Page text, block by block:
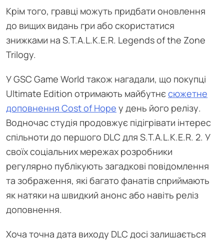
Крім того, гравці можуть придбати оновлення
до вищих видань гри або скористатися
знижками на S.T.A.L.K.E.R. Legends of the Zone
Trilogy.
У GSC Game World також нагадали, що покупці
Ultimate Edition отримають майбутнєсюжетне
доповнення Cost of Hope у день його релізу.
Водночас студія продовжує підігрівати інтерес
спільноти до першого DLC для S.T.A.L.K.E.R. 2. У
своїх соціальних мережах розробники
регулярно публікують загадкові повідомлення
та зображення, які багато фанатів сприймають
як натяки на швидкий анонс або навіть реліз
доповнення.
Хоча точна дата виходу DLC досі залишається